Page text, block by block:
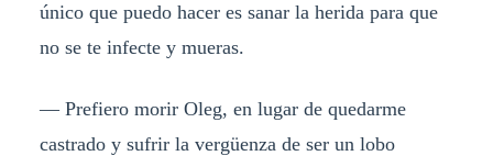
único que puedo hacer es sanar la herida para que
no se te infecte y mueras.
— Prefiero morir Oleg, en lugar de quedarme
castrado y sufrir la vergüenza de ser un lobo